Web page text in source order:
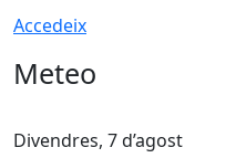
Accedeix
Meteo
Divendres, 7 d’agost